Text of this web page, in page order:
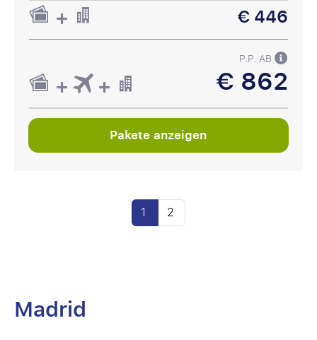
€ 446
P.P. AB
€ 862
Pakete anzeigen
1 2
Madrid